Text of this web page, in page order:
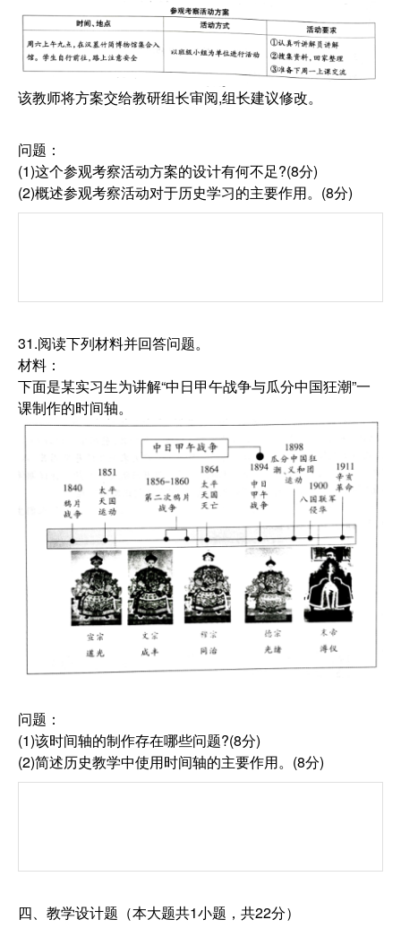
该教师将方案交给教研组长审阅,组长建议修改。
问题：
(1)这个参观考察活动方案的设计有何不足?(8分)
(2)概述参观考察活动对于历史学习的主要作用。(8分)
31.阅读下列材料并回答问题。
材料：
下面是某实习生为讲解“中日甲午战争与瓜分中国狂潮”一
课制作的时间轴。
问题：
(1)该时间轴的制作存在哪些问题?(8分)
(2)简述历史教学中使用时间轴的主要作用。(8分)
四、教学设计题（本大题共1小题，共22分）